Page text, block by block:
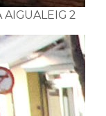
AIGUALEIG 2